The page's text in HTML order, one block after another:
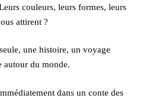
couleurs, leurs formes, leurs
attirent ?
une histoire, un voyage
autour du monde.
dans un conte des